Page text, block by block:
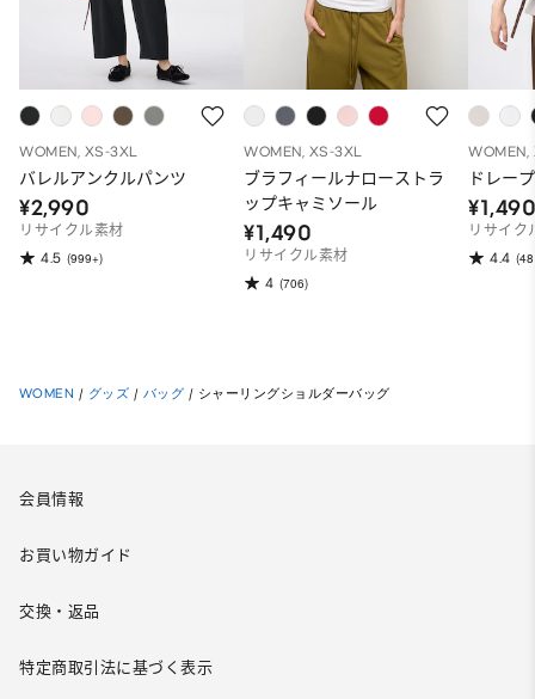
WOMEN, XS-3XL
バレルアンクルパンツ
¥2,990
リサイクル素材
4.5 (999+)
WOMEN, XS-3XL
ブラフィールナローストラ
ップキャミソール
¥1,490
リサイクル素材
4 (706)
WOMEN,
ドレー
リサイク
4.4
WOMEN / グッズ / バッグ / シャーリングショルダーバッグ
会員情報
お買い物ガイド
交換・返品
特定商取引法に基づく表示